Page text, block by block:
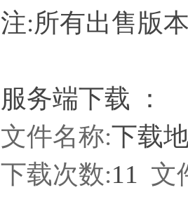
注:所有出售版
服务端下载 ：
文件名称:下载
下载次数:11 文